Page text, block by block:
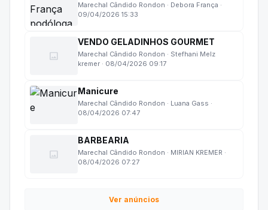
Marechal Cândido Rondon · Debora França ·
09/04/2026 15:33
image
VENDO GELADINHOS GOURMET
Marechal Cândido Rondon · Stefhani Melz
kremer · 08/04/2026 09:17
Manicure
Marechal Cândido Rondon · Luana Gass ·
08/04/2026 07:47
image
BARBEARIA
Marechal Cândido Rondon · MIRIAN KREMER ·
08/04/2026 07:27
Ver anúncios